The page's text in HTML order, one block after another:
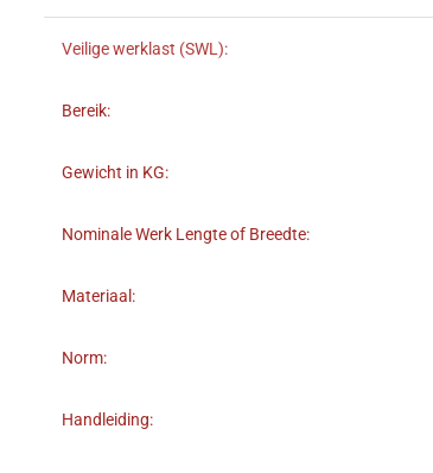
Veilige werklast (SWL):
Bereik:
Gewicht in KG:
Nominale Werk Lengte of Breedte:
Materiaal:
Norm:
Handleiding: